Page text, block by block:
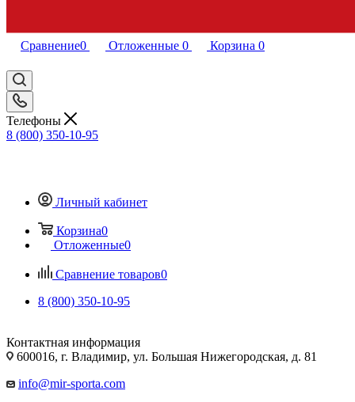
Сравнение0 Отложенные 0 Корзина 0
Телефоны
8 (800) 350-10-95
Личный кабинет
Корзина0
Отложенные0
Сравнение товаров0
8 (800) 350-10-95
Контактная информация
600016, г. Владимир, ул. Большая Нижегородская, д. 81
info@mir-sporta.com